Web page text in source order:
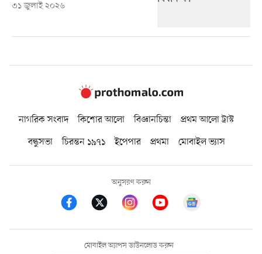
৩১ জুলাই ২০২৬
নাগরিক সংবাদ কিশোর আলো বিজ্ঞানচিন্তা
প্রথম আলো ট্রাস্ট
বন্ধুসভা
চিরন্তন ১৯৭১ ইপেপার প্রথমা মোবাইল ভ্যাস
অনুসরণ করুন
মোবাইল অ্যাপস ডাউনলোড করুন